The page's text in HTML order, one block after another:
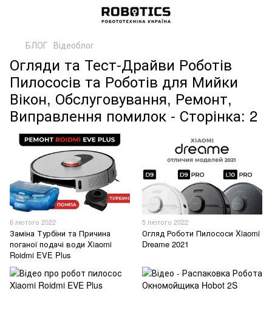
БЛОГ Відеоблог
Огляди та Тест-Драйви Роботів
Пилососів та Роботів для Мийки
Вікон, Обслуговування, Ремонт,
Виправлення помилок - Сторінка: 2
6 лютого 2022
Заміна Турбіни та Причина
поганої подачі води Xiaomi
Roidmi EVE Plus
5 лютого 2022
Огляд Роботи Пилососи Xiaomi
Dreame 2021